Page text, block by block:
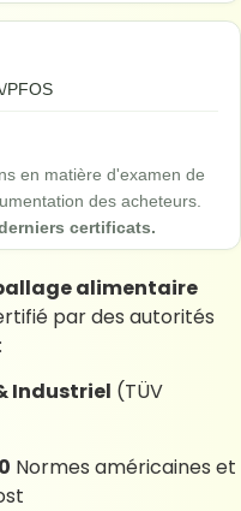
alimentaire
par des autorités
Industriel (TÜV
Normes américaines et
PFOS
en matière d'examen de
des acheteurs.
certificats.